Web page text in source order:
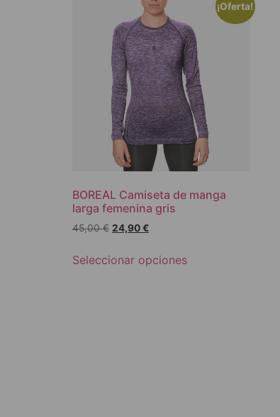
¡Oferta!
BOREAL Camiseta de manga
larga femenina gris
45,00€ 24,90€
Seleccionar opciones